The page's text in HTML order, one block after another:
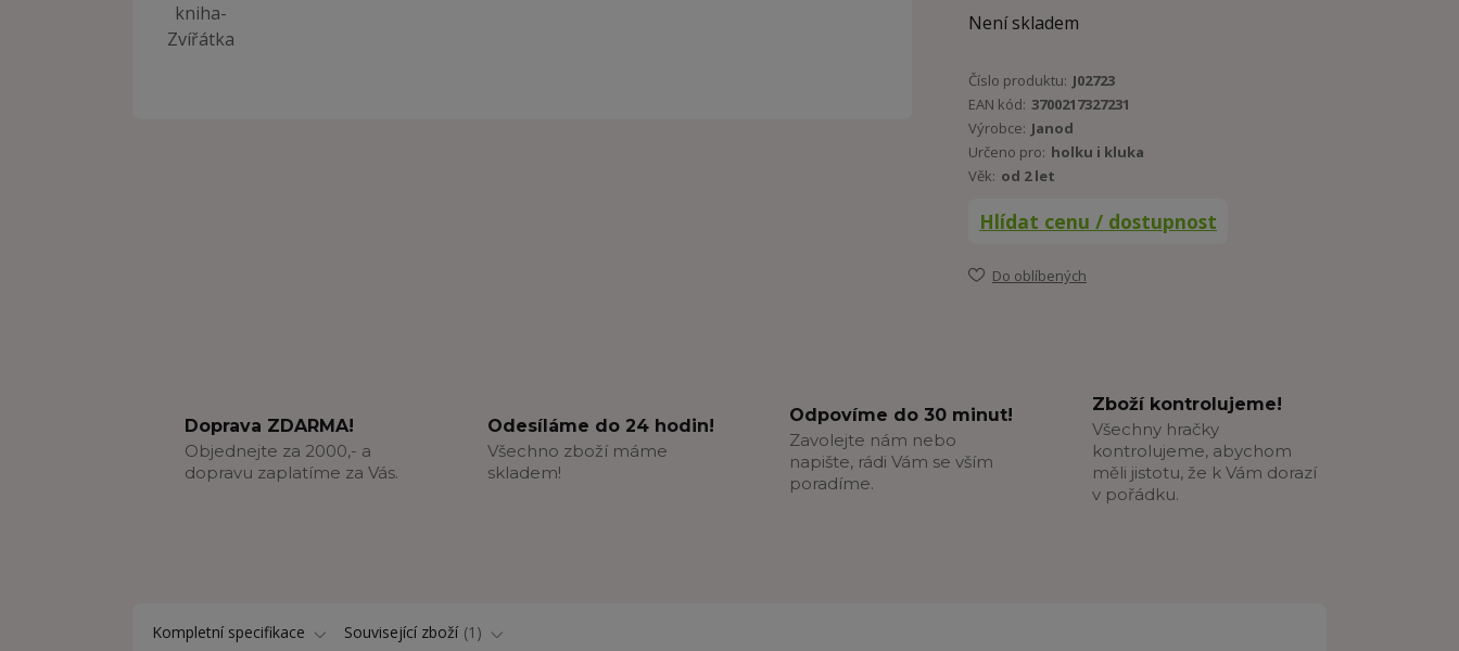
Není skladem
Číslo produktu: J02723
EAN kód: 3700217327231
Výrobce: Janod
Určeno pro: holku i kluka
Věk: od 2 let
Hlídat cenu / dostupnost
Do oblíbených
Doprava ZDARMA!
Objednejte za 2000,- a
dopravu zaplatíme za Vás.
Odesíláme do 24 hodin!
Všechno zboží máme
skladem!
Odpovíme do 30 minut!
Zavolejte nám nebo
napište, rádi Vám se vším
poradíme.
Zboží kontrolujeme!
Všechny hračky
kontrolujeme, abychom
měli jistotu, že k Vám dorazí
v pořádku.
Kompletní specifikace Související zboží 1